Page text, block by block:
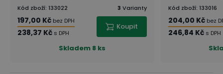
Kód zboží: 133022 3 Varianty
197,00 Kč bez DPH
238,37 Kč s DPH
Koupit
Skladem 8 ks
Kód zboží: 133016
204,00 Kč bez
246,84 Kč s DPH